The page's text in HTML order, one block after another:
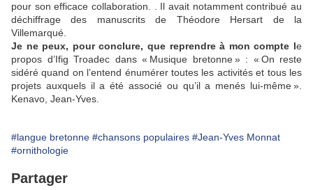
pour son efficace collaboration. . Il avait notamment contribué au
déchiffrage des manuscrits de Théodore Hersart de la
Villemarqué.
Je ne peux, pour conclure, que reprendre à mon compte le
propos d’Ifig Troadec dans « Musique bretonne » : « On reste
sidéré quand on l’entend énumérer toutes les activités et tous les
projets auxquels il a été associé ou qu’il a menés lui-même ».
Kenavo, Jean-Yves.
#langue bretonne #chansons populaires #Jean-Yves Monnat
#ornithologie
Partager